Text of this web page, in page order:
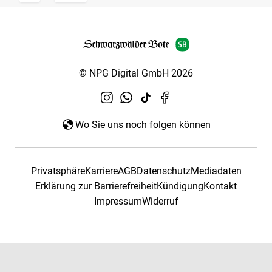
© NPG Digital GmbH 2026
Wo Sie uns noch folgen können
PrivatsphäreKarriereAGBDatenschutzMediadaten
Erklärung zur BarrierefreiheitKündigungKontakt
ImpressumWiderruf